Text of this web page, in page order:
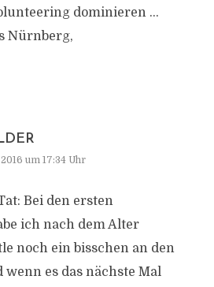
dominieren …
Nürnberg,
um 17:34 Uhr
Bei den ersten
ich nach dem Alter
noch ein bisschen an den
es das nächste Mal